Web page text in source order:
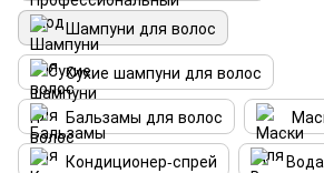
Шампуни для волос
Сухие шампуни для волос
Бальзамы для волос
Кондиционер-спрей